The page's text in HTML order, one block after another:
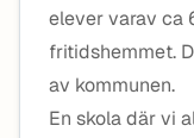
elever varav ca
fritidshemmet.
av kommunen.
En skola där vi